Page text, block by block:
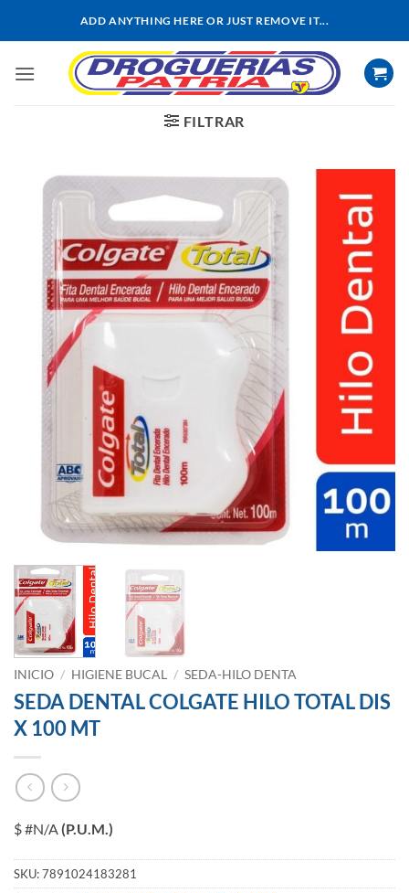
ADD ANYTHING HERE OR JUST REMOVE IT...
FILTRAR
INICIO / HIGIENE BUCAL / SEDA-HILO DENTA
SEDA DENTAL COLGATE HILO TOTAL DIS
X 100 MT
$ #N/A (P.U.M.)
SKU:7891024183281